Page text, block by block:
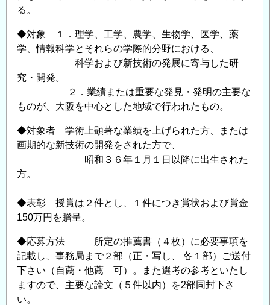
る。
◆対象 １．理学、工学、農学、生物学、医学、薬
学、情報科学とそれらの学際的分野における、
科学および新技術の発展に寄与した研
究・開発。
２．業績または重要な発見・発明の主要な
ものが、大阪を中心とした地域で行われたもの。
◆対象者 学術上顕著な業績を上げられた方、または
画期的な新技術の開発をされた方で、
昭和３６年１月１日以降に出生された
方。
◆表彰 授賞は２件とし、１件につき賞状および賞金
150万円を贈呈。
◆応募方法 所定の推薦書（４枚）に必要事項を
記載し、事務局まで２部（正・写し、 各１部）ご送付
下さい（自薦・他薦 可）。また選考の参考といたし
ますので、主要な論文（５件以内）を2部同封下さ
い。